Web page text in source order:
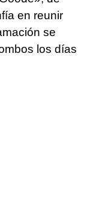
en reunir
se
los días